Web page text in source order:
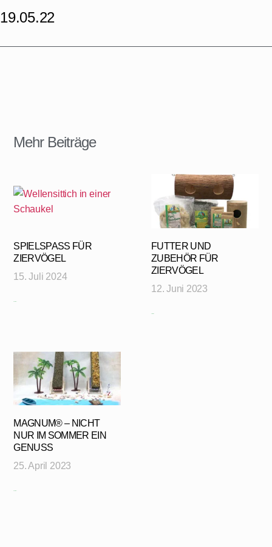
19.05.22
Mehr Beiträge
SPIELSPASS FÜR Z
IERVÖGEL
15. Juli 2024
FUTTER UND
ZUBEHÖR FÜR
ZIERVÖGEL
12. Juni 2023
MAGNUM® – NICHT
NUR IM SOMMER EIN
GENUSS
25. April 2023